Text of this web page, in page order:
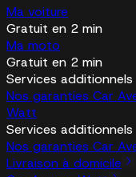
Ma voiture
Gratuit en 2 min
Ma moto
Gratuit en 2 min
Services additionnels
Nos garanties Car
Watt
Services additionnels
Nos garanties Car
Livraison à domicile